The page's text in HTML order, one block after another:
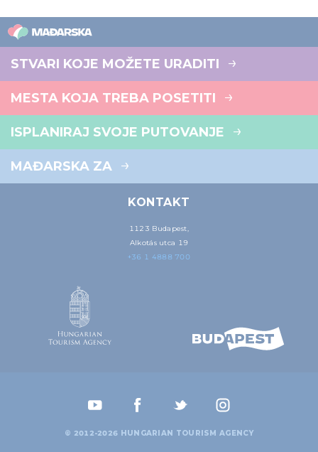
STVARI KOJE MOŽETE URADITI
MESTA KOJA TREBA POSETITI
ISPLANIRAJ SVOJE PUTOVANJE
MAĐARSKA ZA
KONTAKT
1123 Budapest,
Alkotás utca 19
+36 1 4888 700
© 2012-2026 HUNGARIAN TOURISM AGENCY